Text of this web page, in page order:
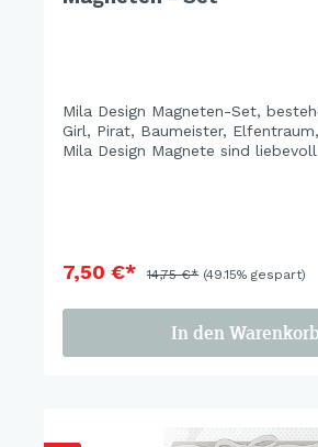
Mila Design Magneten-Set, bestehend
Girl, Pirat, Baumeister,
Mila Design Magnete sind
7,50 €* 14,75 €* (49.15% gespart)
In den Warenkorb